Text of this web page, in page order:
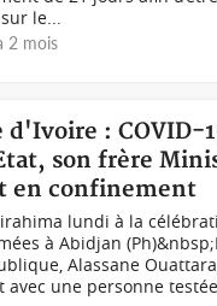
le...
2 mois
d'Ivoire : COVID-
son frère
en confinement
lundi à la
à Abidjan
Alassane
avec une personne